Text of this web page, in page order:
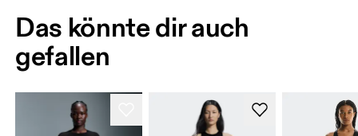
Das könnte dir auch
gefallen